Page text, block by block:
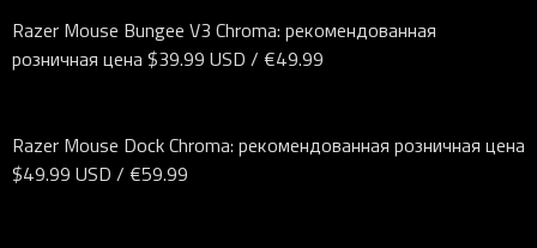
Razer Mouse Bungee V3 Chroma: рекомендованная
розничная цена $39.99 USD / €49.99
Razer Mouse Dock Chroma: рекомендованная розничная цена
$49.99 USD / €59.99